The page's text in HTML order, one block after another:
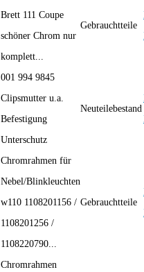
Brett 111 Coupe
schöner Chrom nur
komplett...
Gebrauchtteile
001 994 9845
Clipsmutter u.a.
Befestigung
Unterschutz
Neuteilebestand
Chromrahmen für
Nebel/Blinkleuchten
w110 1108201156 /
1108201256 /
1108220790...
Gebrauchtteile
Chromrahmen